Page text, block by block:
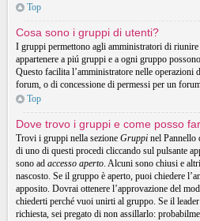
Top
Cosa sono i gruppi di utenti?
I gruppi permettono agli amministratori di
appartenere a piú gruppi e a ogni gruppo
Questo facilita l’amministratore nelle operazioni
forum, o di concessione di permessi per un
Top
Dove trovo i gruppi e come posso
Trovi i gruppi nella sezione Gruppi nel Pannello
di uno di questi procedi cliccando sul pulsante
sono ad accesso aperto. Alcuni sono chiusi e
nascosto. Se il gruppo è aperto, puoi chiedere
apposito. Dovrai ottenere l’approvazione del
chiederti perché vuoi unirti al gruppo. Se il
richiesta, sei pregato di non assillarlo: